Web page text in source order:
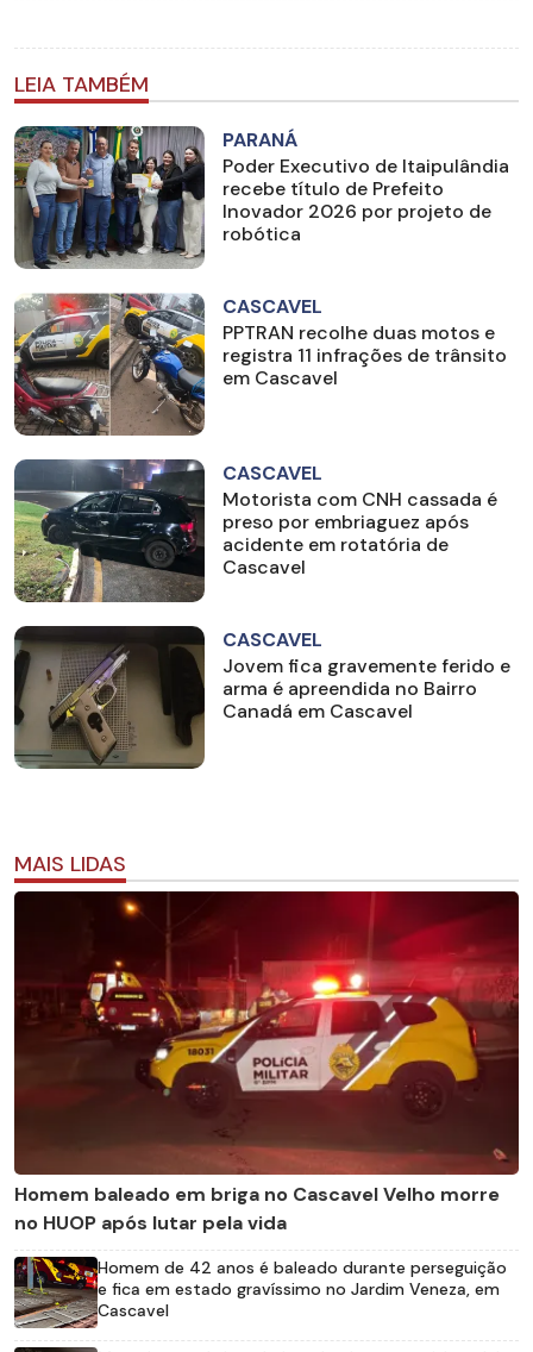
LEIA TAMBÉM
PARANÁ
Poder Executivo de Itaipulândia
recebe título de Prefeito
Inovador 2026 por projeto de
robótica
CASCAVEL
PPTRAN recolhe duas motos e
registra 11 infrações de trânsito
em Cascavel
CASCAVEL
Motorista com CNH cassada é
preso por embriaguez após
acidente em rotatória de
Cascavel
CASCAVEL
Jovem fica gravemente ferido e
arma é apreendida no Bairro
Canadá em Cascavel
MAIS LIDAS
Homem baleado em briga no Cascavel Velho morre
no HUOP após lutar pela vida
Homem de 42 anos é baleado durante perseguição
e fica em estado gravíssimo no Jardim Veneza, em
Cascavel